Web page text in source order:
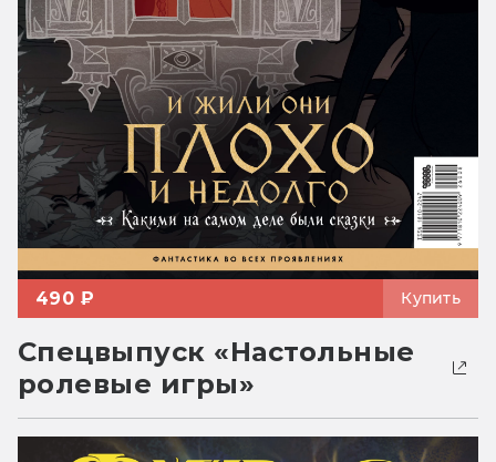
490 ₽ Купить
Спецвыпуск «Настольные
ролевые игры»